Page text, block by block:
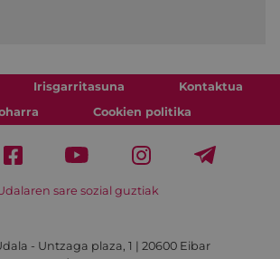
Irisgarritasuna
Kontaktua
Cookien politika
sare sozial guztiak
- Untzaga plaza, 1 | 20600 Eibar